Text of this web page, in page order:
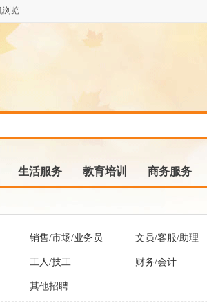
浏览
生活服务 教育培训 商务服务
销售/市场/业务员 文员/客服/助理
工人/技工 财务/会计
其他招聘